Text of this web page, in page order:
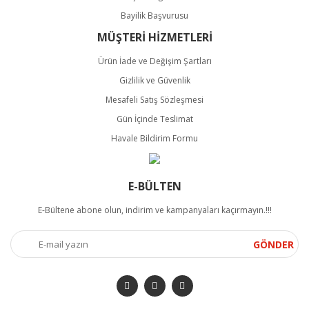
Bayilik Başvurusu
MÜŞTERİ HİZMETLERİ
Ürün İade ve Değişim Şartları
Gizlilik ve Güvenlik
Mesafeli Satış Sözleşmesi
Gün İçinde Teslimat
Havale Bildirim Formu
E-BÜLTEN
E-Bültene abone olun, indirim ve kampanyaları kaçırmayın.!!!
GÖNDER